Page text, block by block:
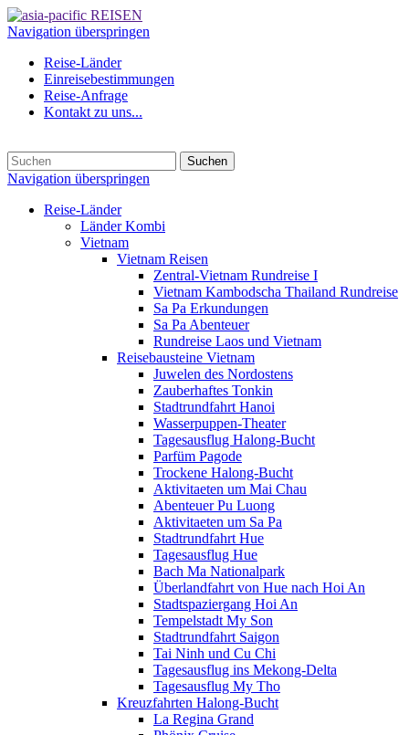
Navigation überspringen
Reise-Länder
Einreisebestimmungen
Reise-Anfrage
Kontakt zu uns...
Suchen
Navigation überspringen
Reise-Länder
Länder Kombi
Vietnam
Vietnam Reisen
Zentral-Vietnam Rundreise I
Vietnam Kambodscha Thailand Rundreise
Sa Pa Erkundungen
Sa Pa Abenteuer
Rundreise Laos und Vietnam
Reisebausteine Vietnam
Juwelen des Nordostens
Zauberhaftes Tonkin
Stadtrundfahrt Hanoi
Wasserpuppen-Theater
Tagesausflug Halong-Bucht
Parfüm Pagode
Trockene Halong-Bucht
Aktivitaeten um Mai Chau
Abenteuer Pu Luong
Aktivitaeten um Sa Pa
Stadtrundfahrt Hue
Tagesausflug Hue
Bach Ma Nationalpark
Überlandfahrt von Hue nach Hoi An
Stadtspaziergang Hoi An
Tempelstadt My Son
Stadtrundfahrt Saigon
Tai Ninh und Cu Chi
Tagesausflug ins Mekong-Delta
Tagesausflug My Tho
Kreuzfahrten Halong-Bucht
La Regina Grand